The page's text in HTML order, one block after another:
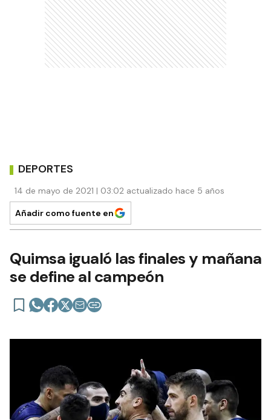
DEPORTES
14 de mayo de 2021 | 03:02 actualizado hace 5 años
Añadir como fuente en
Quimsa igualó las finales y mañana
se define al campeón